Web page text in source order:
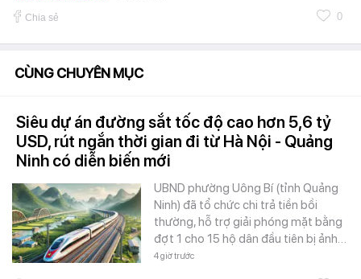
Chia sẻ 0
CÙNG CHUYÊN MỤC
Siêu dự án đường sắt tốc độ cao hơn 5,6 tỷ
USD, rút ngắn thời gian đi từ Hà Nội - Quảng
Ninh có diễn biến mới
UBND phường Uông Bí (tỉnh Quảng
Ninh) đã tổ chức chi trả tiền bồi
thường, hỗ trợ giải phóng mặt bằng
đợt 1 cho 15 hộ dân đầu tiên bị ảnh…
4 giờ trước